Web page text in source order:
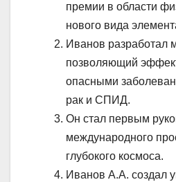
премии в области
нового вида
Иванов разработал
позволяющий
опасными
рак и СПИД.
Он стал первым
международного
глубокого космоса.
Иванов А.А. создал